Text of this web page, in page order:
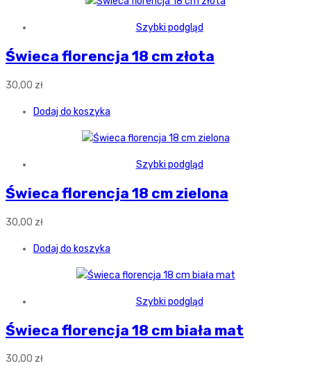
Szybki podgląd
Świeca florencja 18 cm złota
30,00 zł
Dodaj do koszyka
Szybki podgląd
Świeca florencja 18 cm zielona
30,00 zł
Dodaj do koszyka
Szybki podgląd
Świeca florencja 18 cm biała mat
30,00 zł